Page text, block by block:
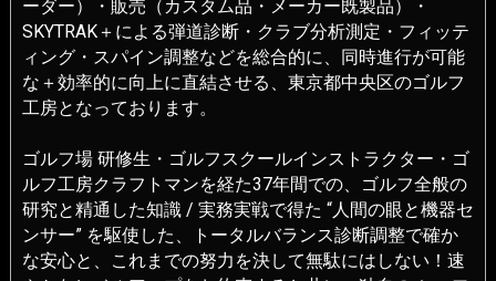
ーダー）・販売（カスタム品・メーカー既製品）・
SKYTRAK＋による弾道診断・クラブ分析測定・フィッテ
ィング・スパイン調整などを総合的に、同時進行が可能
な＋効率的に向上に直結させる、東京都中央区のゴルフ
工房となっております。
ゴルフ場 研修生・ゴルフスクールインストラクター・ゴ
ルフ工房クラフトマンを経た37年間での、ゴルフ全般の
研究と精通した知識 / 実務実戦で得た “人間の眼と機器セ
ンサー” を駆使した、トータルバランス診断調整で確か
な安心と、これまでの努力を決して無駄にはしない！速